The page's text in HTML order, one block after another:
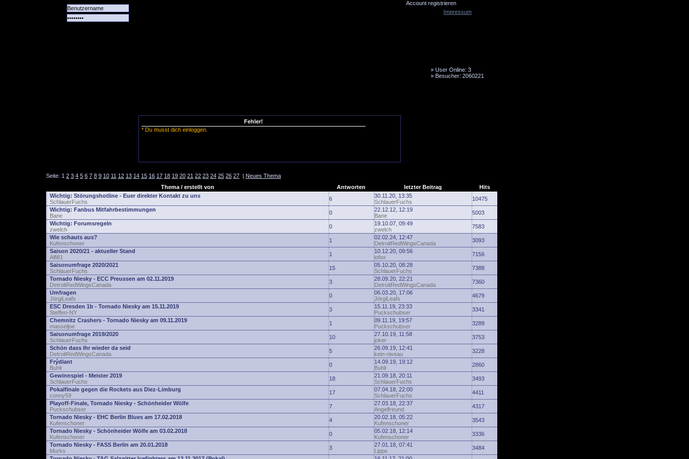
Account registrieren
» User Online: 3
» Besucher: 2060221
Fehler!
* Du musst dich einloggen.
Seite: 1 2 3 4 5 6 7 8 9 10 11 12 13 14 15 16 17 18 19 20 21 22 23 24 25 26 27 | Neues Thema
Thema / erstellt von
Antworten letzter Beitrag
Hits
Wichtig: Störungshotline - Euer direkter Kontakt zu uns
SchlauerFuchs
6
30.11.20, 13:35
SchlauerFuchs
10475
Wichtig: Fanbus Mitfahrbestimmungen
Bane
0
22.12.12, 12:19
Bane
5003
Wichtig: Forumsregeln
zwelch
0
19.10.07, 09:49
zwelch
7583
Wie schauts aus?
Kufenschoner
1
02.02.24, 12:47
DetroitRedWingsCanada
3093
Saison 2020/21 - aktueller Stand
Alfi81
1
10.12.20, 09:56
iofox
7156
Saisonumfrage 2020/2021
SchlauerFuchs
15
05.10.20, 08:28
SchlauerFuchs
7388
Tornado Niesky - ECC Preussen am 02.11.2019
DetroitRedWingsCanada
3
28.09.20, 22:21
DetroitRedWingsCanada
7360
Umfragen
JörgiLeafs
0
06.03.20, 17:06
JörgiLeafs
4679
ESC Dresden 1b - Tornado Niesky am 15.11.2019
Steffen-NY
3
15.11.19, 23:33
Puckschubser
3341
Chemnitz Crashers - Tornado Niesky am 09.11.2019
masseljoe
1
09.11.19, 19:57
Puckschubser
3289
Saisonumfrage 2019/2020
SchlauerFuchs
10
27.10.19, 11:58
joker
3753
Schön dass Ihr wieder da seid
DetroitRedWingsCanada
5
26.09.19, 12:41
kein-niveau
3228
Frýdlant
Buhli
0
14.09.19, 19:12
Buhli
2860
Gewinnspiel - Meister 2019
SchlauerFuchs
18
21.09.18, 20:11
SchlauerFuchs
3493
Pokalfinale gegen die Rockets aus Diez-Limburg
conny59
17
07.04.18, 22:00
SchlauerFuchs
4411
Playoff-Finale, Tornado Niesky - Schönheider Wölfe
Puckschubser
7
27.03.18, 22:37
Angelfreund
4317
Tornado Niesky - EHC Berlin Blues am 17.02.2018
Kufenschoner
4
20.02.18, 05:22
Kufenschoner
3543
Tornado Niesky - Schönheider Wölfe am 03.02.2018
Kufenschoner
0
05.02.18, 12:14
Kufenschoner
3336
Tornado Niesky - FASS Berlin am 20.01.2018
Murks
3
27.01.18, 07:41
Lippe
3484
Impressum